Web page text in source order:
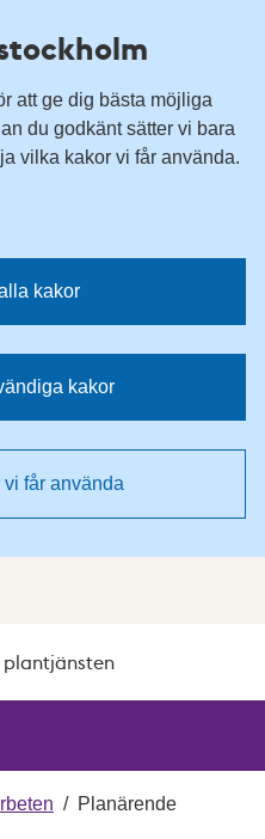
att ge dig bästa möjliga
du godkänt sätter vi bara
vilka kakor vi får använda.
kakor
kakor
får använda
plantjänsten
/ Planärende